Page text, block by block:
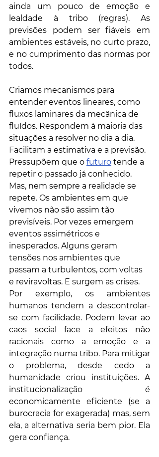
ainda um pouco de emoção e
lealdade à tribo (regras). As
previsões podem ser fiáveis em
ambientes estáveis, no curto prazo,
e no cumprimento das normas por
todos.
Criamos mecanismos para
entender eventos lineares, como
fluxos laminares da mecânica de
fluídos. Respondem à maioria das
situações a resolver no dia a dia.
Facilitam a estimativa e a previsão.
Pressupõem que o futuro tende a
repetir o passado já conhecido.
Mas, nem sempre a realidade se
repete. Os ambientes em que
vivemos não são assim tão
previsíveis. Por vezes emergem
eventos assimétricos e
inesperados. Alguns geram
tensões nos ambientes que
passam a turbulentos, com voltas
e reviravoltas. E surgem as crises.
Por exemplo, os ambientes
humanos tendem a descontrolar-
se com facilidade. Podem levar ao
caos social face a efeitos não
racionais como a emoção e a
integração numa tribo. Para mitigar
o problema, desde cedo a
humanidade criou instituições. A
institucionalização é
economicamente eficiente (se a
burocracia for exagerada) mas, sem
ela, a alternativa seria bem pior. Ela
gera confiança.